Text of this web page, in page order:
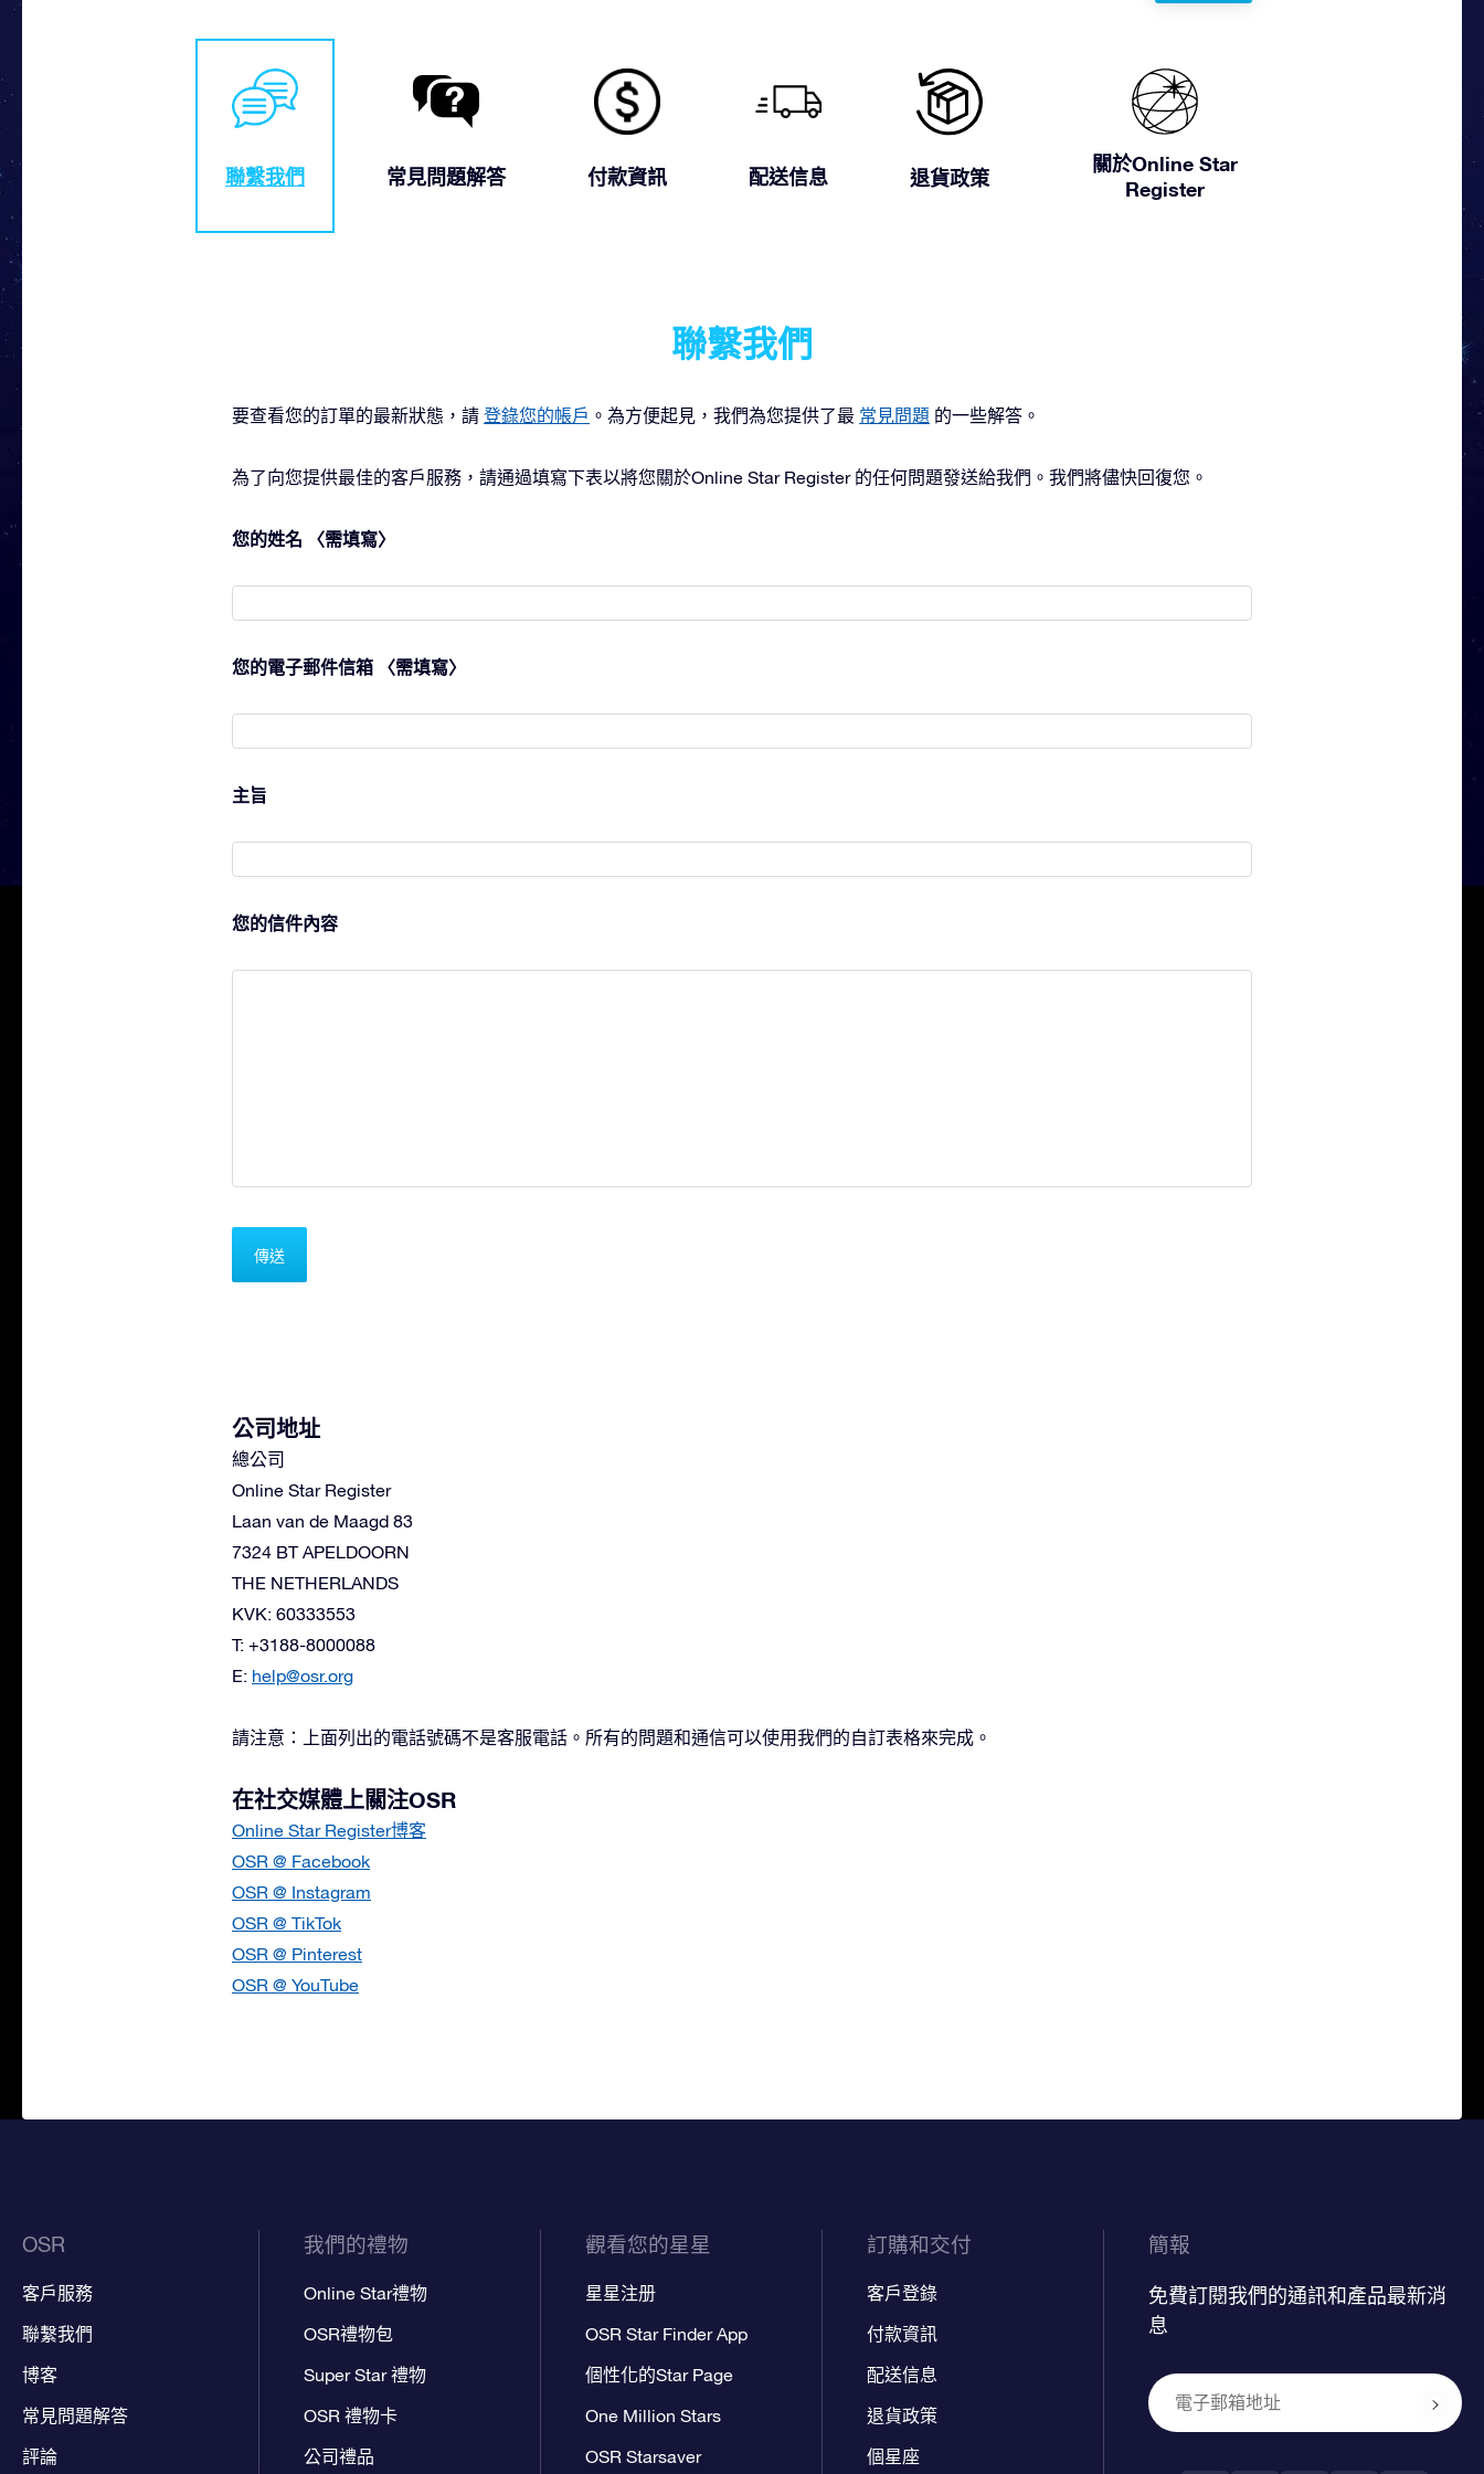
聯繫我們 常見問題解答 付款資訊 配送信息 退貨政策
關於Online Star
Register
聯繫我們
要查看您的訂單的最新狀態，請 登錄您的帳戶 。為方便起見，我們為您提供了最 常見問題 的一些解答。
為了向您提供最佳的客戶服務，請通過填寫下表以將您關於Online Star Register 的任何問題發送給我們。我們將儘快回復您。
您的姓名 〈需填寫〉
您的電子郵件信箱 〈需填寫〉
主旨
您的信件內容
公司地址
總公司
Online Star Register
Laan van de Maagd 83
7324 BT APELDOORN
THE NETHERLANDS
KVK: 60333553
T: +3188-8000088
E: help@osr.org
請注意：上面列出的電話號碼不是客服電話。所有的問題和通信可以使用我們的自訂表格來完成。
在社交媒體上關注OSR
Online Star Register博客
OSR @ Facebook
OSR @ Instagram
OSR @ TikTok
OSR @ Pinterest
OSR @ YouTube
OSR
客戶服務
聯繫我們
博客
常見問題解答
評論
我們的禮物
Online Star禮物
OSR禮物包
Super Star 禮物
OSR 禮物卡
公司禮品
觀看您的星星
星星注册
OSR Star Finder App
個性化的Star Page
One Million Stars
OSR Starsaver
訂購和交付
客戶登錄
付款資訊
配送信息
退貨政策
個星座
簡報
免費訂閱我們的通訊和產品最新消
息